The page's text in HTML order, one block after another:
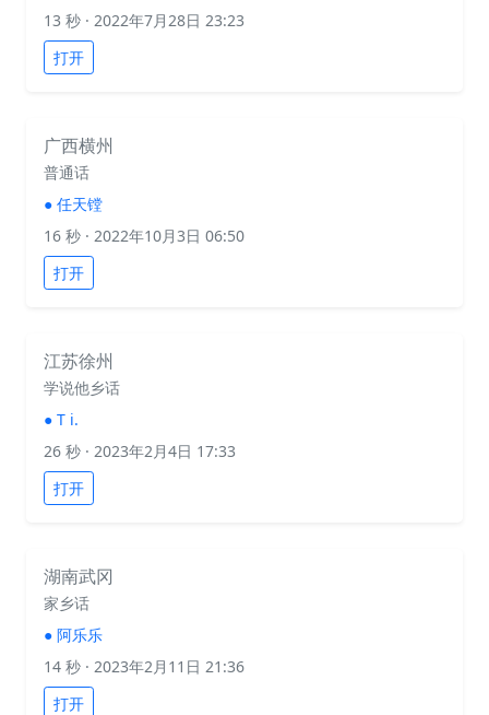
13 秒 · 2022年7月28日 23:23
打开
广西横州
普通话
● 任天镗
16 秒 · 2022年10月3日 06:50
打开
江苏徐州
学说他乡话
● T i.
26 秒 · 2023年2月4日 17:33
打开
湖南武冈
家乡话
● 阿乐乐
14 秒 · 2023年2月11日 21:36
打开